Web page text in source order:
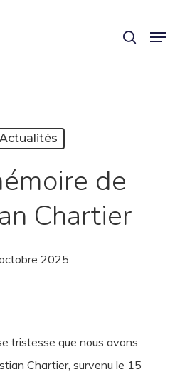
search
Menu
Actualités
de
Chartier
2025
tristesse que nous avons
Chartier, survenu le 15
Close